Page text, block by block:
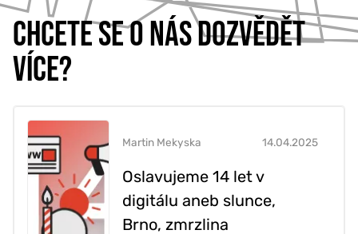
CHCETE SE O NÁS DOZVĚDĚT
VÍCE?
Oslavujeme 14 let v
digitálu aneb slunce,
Brno, zmrzlina
14.04.2025
Martin Mekyska